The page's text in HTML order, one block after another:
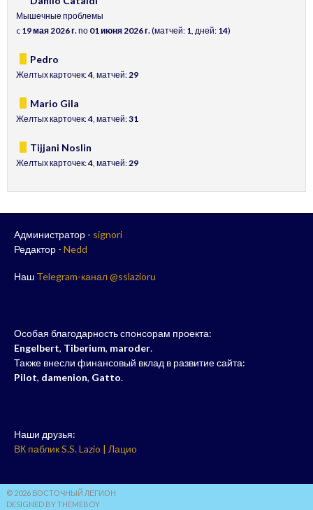
Мышечные проблемы
c 19 мая 2026 г.по 01 июня 2026 г.(матчей: 1, дней: 14)
Pedro
Желтых карточек:4, матчей:29
Mario Gila
Желтых карточек:4, матчей:31
Tijjani Noslin
Желтых карточек:4, матчей:29
Администратор - signori
Редактор - Nedd
Наш Telegram-канал @sslazioru
Особая благодарность спонсорам проекта:
Engelbert, Tiberium, maroder.
Также внесли финансовый вклад в развитие сайта:
Pilot, damenion, Gatto.
Наши друзья:
ВК паблик S.S. Lazio | Лацио
© 2026 ВОСТОЧНЫЙ ЛЕГИОН
DESIGNED BY THEMEBOY